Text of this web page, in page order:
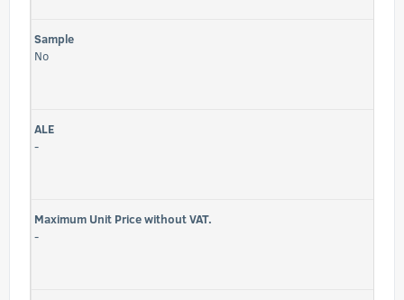
Sample
No
ALE
-
Maximum Unit Price without VAT.
-